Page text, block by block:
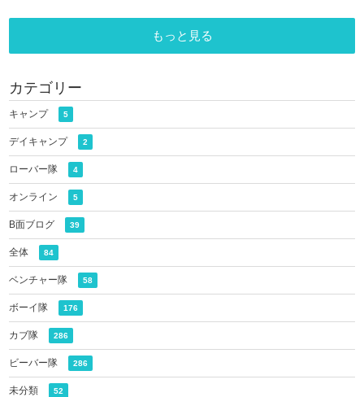
もっと見る
カテゴリー
キャンプ 5
デイキャンプ 2
ローバー隊 4
オンライン 5
B面ブログ 39
全体 84
ベンチャー隊 58
ボーイ隊 176
カブ隊 286
ビーバー隊 286
未分類 52